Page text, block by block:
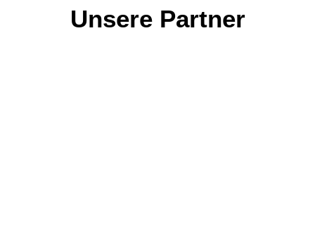
Unsere Partner